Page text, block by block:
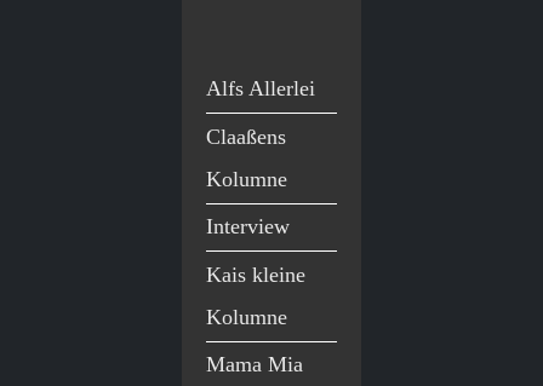
Alfs Allerlei
Claaßens
Kolumne
Interview
Kais kleine
Kolumne
Mama Mia